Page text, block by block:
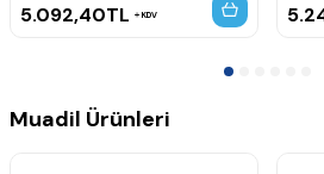
5.092,40TL KDV
Muadil Ürünleri